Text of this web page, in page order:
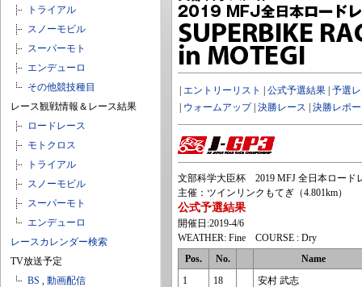
トライアル
スノーモビル
スーパーモト
エンデューロ
その他競技種目
レース観戦情報＆レース結果
ロードレース
モトクロス
トライアル
スノーモビル
スーパーモト
エンデューロ
レースカレンダー検索
TV放送予定
BS , 動画配信
エントリーリスト 公式予選結果 予選
ウォームアップ| 決勝レース 決勝レポ
文部科学大臣杯 2019 MFJ 全日本ロード
主催：ツインリンクもてぎ（4.801km）
公式予選結果
開催日:2019-4/6
WEATHER: Fine COURSE : Dry
Pos.
No.
Name
1
18 安村 武志